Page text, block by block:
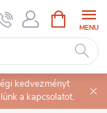
KOSÁR
kedvezményt
a kapcsolatot.